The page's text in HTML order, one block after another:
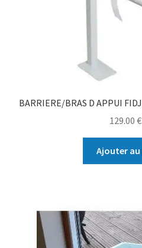
BARRIERE/BRAS D APPUI
129.00 €
Ajouter